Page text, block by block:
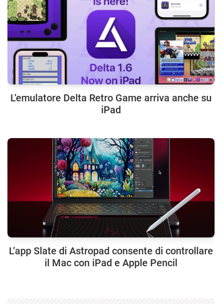
L’emulatore Delta Retro Game arriva anche su
iPad
L’app Slate di Astropad consente di controllare
il Mac con iPad e Apple Pencil